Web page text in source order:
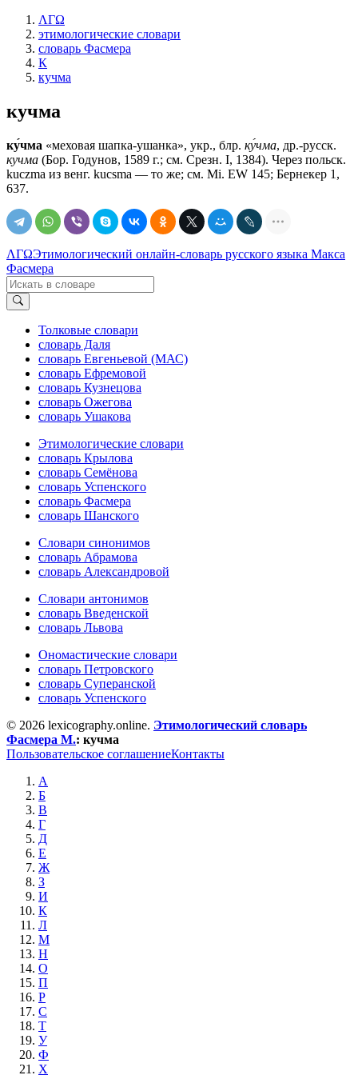
ΛΓΩ
этимологические словари
словарь Фасмера
К
кучма
кучма
ку́чма «меховая шапка-ушанка», укр., блр. ку́чма, др.-русск.
кучма (Бор. Годунов, 1589 г.; см. Срезн. I, 1384). Через польск.
kuczma из венг. kucsma — то же; см. Мi. ЕW 145; Бернекер 1,
637.
ΛΓΩЭтимологический онлайн-словарь русского языка Макса
Фасмера
Толковые словари
словарь Даля
словарь Евгеньевой (МАС)
словарь Ефремовой
словарь Кузнецова
словарь Ожегова
словарь Ушакова
Этимологические словари
словарь Крылова
словарь Семёнова
словарь Успенского
словарь Фасмера
словарь Шанского
Словари синонимов
словарь Абрамова
словарь Александровой
Словари антонимов
словарь Введенской
словарь Львова
Ономастические словари
словарь Петровского
словарь Суперанской
словарь Успенского
© 2026 lexicography.online. Этимологический словарь
Фасмера М.: кучма
Пользовательское соглашениеКонтакты
А
Б
В
Г
Д
Е
Ж
З
И
К
Л
М
Н
О
П
Р
С
Т
У
Ф
Х